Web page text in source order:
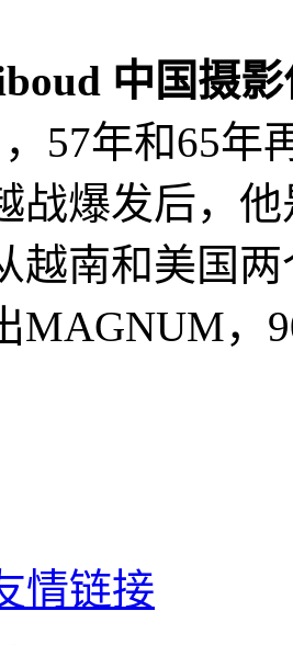
中国摄
57年和65年
战爆发后，
越南和美国
MAGNUM，
情链接